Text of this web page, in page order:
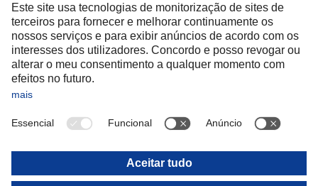
Spain
Sweden
Switzerland(DE FR)
Turkey
OCEANIA